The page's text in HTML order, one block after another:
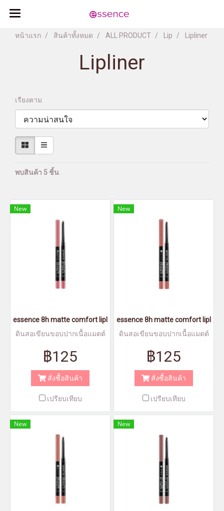
หน้าแรก สินค้าทั้งหมด ALL PRODUCT Lip Lipliner
Lipliner
เรียงตาม
พบสินค้า 5 ชิ้น
New
essence 8h matte comfort lipliner 15 - เอสเซนส์8อาวส์แมตต์คอมฟ
ดินสอเขียนขอบปากเนื้อแมตต์
฿125
สั่งซื้อสินค้า
เปรียบเทียบ
New
essence 8h matte comfort
ดินสอเขียนขอบปากเนื้อแมตต์
฿125
สั่งซื้อสินค้า
เปรียบเทียบ
New New